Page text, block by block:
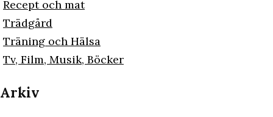
Recept och mat
Trädgård
Träning och Hälsa
Tv, Film, Musik, Böcker
Arkiv